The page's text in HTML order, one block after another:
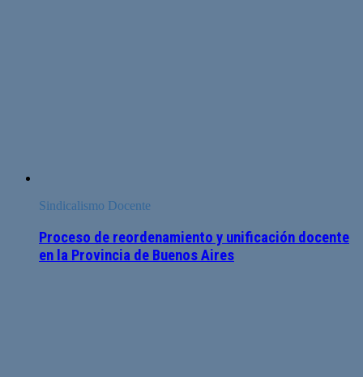
Sindicalismo Docente
Proceso de reordenamiento y unificación docente
en la Provincia de Buenos Aires